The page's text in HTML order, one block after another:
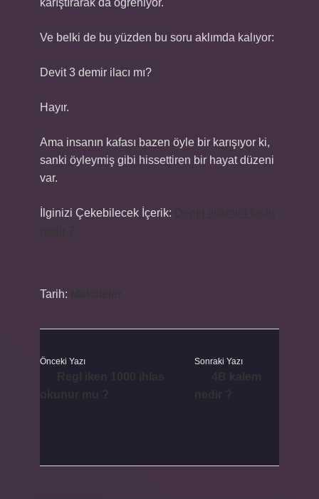
karıştırarak da öğreniyor.
Ve belki de bu yüzden bu soru aklımda kalıyor:
Devit 3 demir ilacı mı?
Hayır.
Ama insanın kafası bazen öyle bir karışıyor ki,
sanki öyleymiş gibi hissettiren bir hayat düzeni
var.
İlginizi Çekebilecek İçerik:
Tarih:
Önceki Yazı Sonraki Yazı